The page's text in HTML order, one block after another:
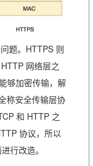
题。HTTPS 则
网络层之
够加密传输，解
称安全传输层协
和 HTTP 之
协议，所以
行改造。